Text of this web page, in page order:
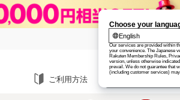
ご利用方法